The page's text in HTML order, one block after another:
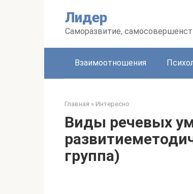
Лидер
Саморазвитие,
Взаимоотношения
Главная » Интересно
Виды речевых
группа)